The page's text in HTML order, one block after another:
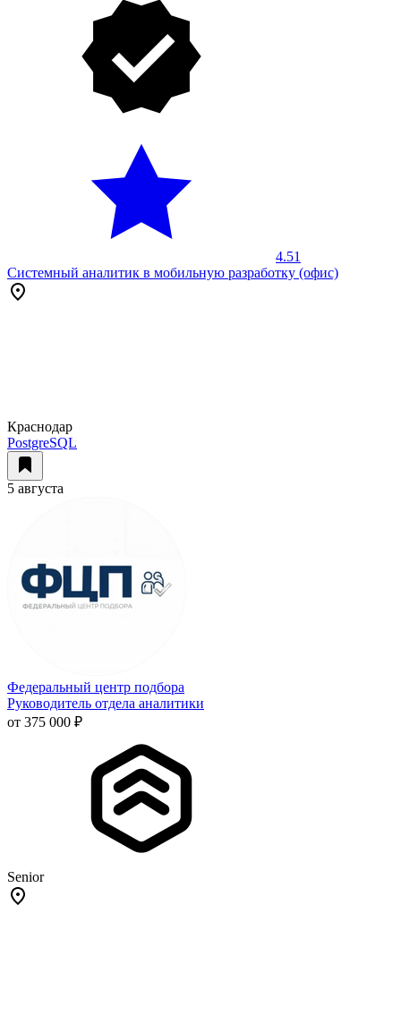
4.51
Системный аналитик в мобильную разработку (офис)
Краснодар
PostgreSQL
5 августа
Федеральный центр подбора
Руководитель отдела аналитики
от 375 000 ₽
Senior